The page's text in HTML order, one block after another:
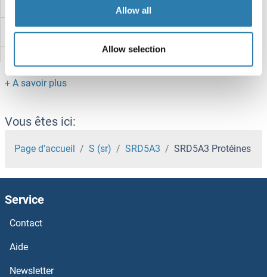
Allow all
Allow selection
Squamosa Promoter-Binding Protein 3 Protéines
SQRDL Protéines
SQLE Protéines
SPZ1 Protéines
SPTLC3 Protéines
SPTLC2 Protéines
SPTAN1 Protéines
Vous êtes ici:
Page d'accueil S (sr) SRD5A3 SRD5A3 Protéines
Service
Contact
Aide
Newsletter